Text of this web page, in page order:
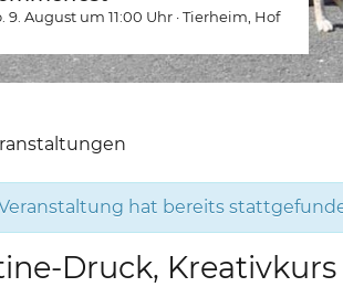
9. August um 11:00 Uhr ·Tierheim , Hof
hat bereits
Druck, Kreativkurs